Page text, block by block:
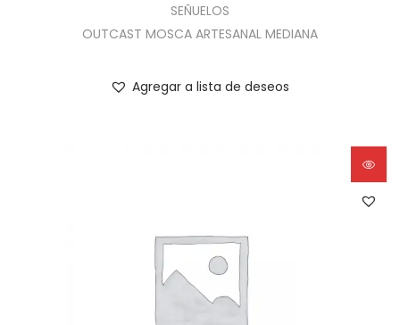
SEÑUELOS
OUTCAST MOSCA ARTESANAL MEDIANA
Agregar a lista de deseos